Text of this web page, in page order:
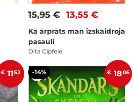
13,55 €
15,95 €
Kā ārprāts man izskaidroja
pasauli
Dita Cipfele
€ 1152 -14% € 1806